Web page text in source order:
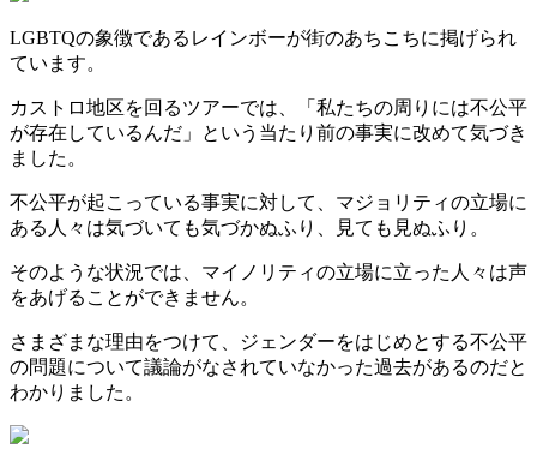
LGBTQの象徴であるレインボーが街のあちこちに掲げられ
ています。
カストロ地区を回るツアーでは、「私たちの周りには不公平
が存在しているんだ」という当たり前の事実に改めて気づき
ました。
不公平が起こっている事実に対して、マジョリティの立場に
ある人々は気づいても気づかぬふり、見ても見ぬふり。
そのような状況では、マイノリティの立場に立った人々は声
をあげることができません。
さまざまな理由をつけて、ジェンダーをはじめとする不公平
の問題について議論がなされていなかった過去があるのだと
わかりました。